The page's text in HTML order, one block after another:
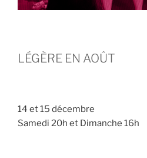
LÉGÈRE EN AOÛT
14 et 15 décembre
Samedi 20h et Dimanche 16h